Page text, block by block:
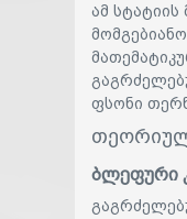
ამ
ფსონი
ბლეფური